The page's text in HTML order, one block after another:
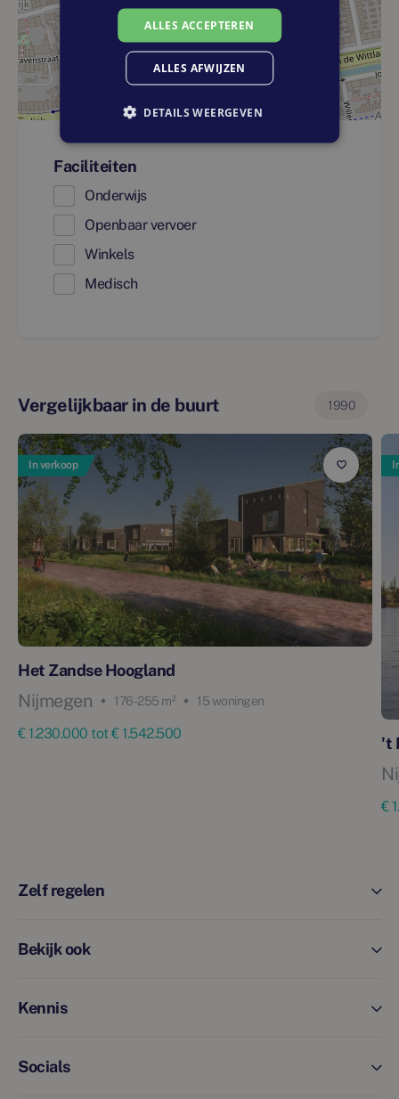
Faciliteiten
Onderwijs
Openbaar vervoer
Winkels
Medisch
Vergelijkbaar in de buurt 1990
In verkoop
Het Zandse Hoogland
Nijmegen 176 - 255 m² 15 woningen
€ 1.230.000 tot € 1.542.500
't
€
Zelf regelen
Bekijk ook
Kennis
Socials
ALLES ACCEPTEREN
ALLES AFWIJZEN
DETAILS WEERGEVEN